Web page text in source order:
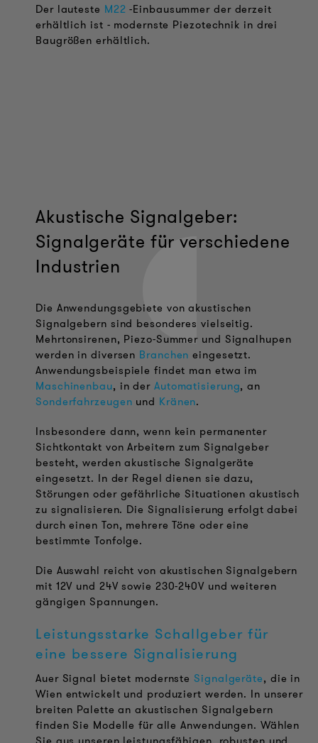
Der lauteste M22 -Einbausummer der derzeit
erhältlich ist - modernste Piezotechnik in drei
Baugrößen erhältlich.
Akustische Signalgeber:
Signalgeräte für verschiedene
Industrien
Die Anwendungsgebiete von akustischen
Signalgebern sind besonderes vielseitig.
Mehrtonsirenen, Piezo-Summer und Signalhupen
werden in diversen Branchen eingesetzt.
Anwendungsbeispiele findet man etwa im
Maschinenbau, in der Automatisierung, an
Sonderfahrzeugen und Kränen.
Insbesondere dann, wenn kein permanenter
Sichtkontakt von Arbeitern zum Signalgeber
besteht, werden akustische Signalgeräte
eingesetzt. In der Regel dienen sie dazu,
Störungen oder gefährliche Situationen akustisch
zu signalisieren. Die Signalisierung erfolgt dabei
durch einen Ton, mehrere Töne oder eine
bestimmte Tonfolge.
Die Auswahl reicht von akustischen Signalgebern
mit 12V und 24V sowie 230-240V und weiteren
gängigen Spannungen.
Leistungsstarke Schallgeber für
eine bessere Signalisierung
Auer Signal bietet modernste Signalgeräte, die in
Wien entwickelt und produziert werden. In unserer
breiten Palette an akustischen Signalgebern
finden Sie Modelle für alle Anwendungen. Wählen